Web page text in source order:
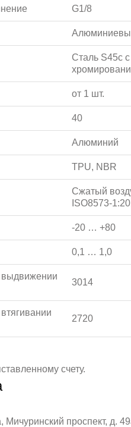
G1/8
Сталь S45c
от 1 шт.
40
Алюминий
TPU, NBR
Сжатый
ISO8573-
-20 … +80
0,1 … 1,0
выдвижении
3014
2720
счету.
Мичуринский проспект, д.